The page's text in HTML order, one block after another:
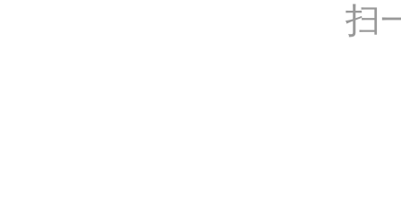
扫